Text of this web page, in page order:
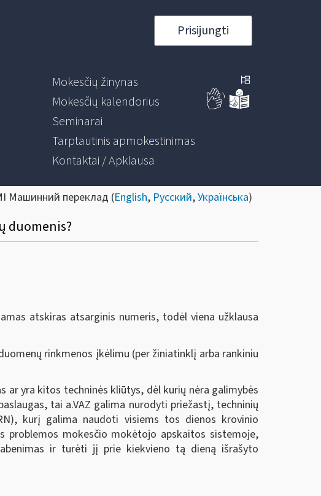
Prisijungti
Mokesčių žinynas
Mokesčių kalendorius
Seminarai
Tarptautinis apmokestinimas
Kontaktai / Apklausa
Машинний переклад (English, Русский,Українська)
duomenis?
atskiras atsarginis numeris, todėl viena užklausa
rinkmenos įkėlimu (per žiniatinklį arba rankiniu
yra kitos techninės kliūtys, dėl kurių nėra galimybės
tai a.VAZ galima nurodyti priežastį, techninių
kurį galima naudoti visiems tos dienos krovinio
problemos mokesčio mokėtojo apskaitos sistemoje,
ir turėti jį prie kiekvieno tą dieną išrašyto